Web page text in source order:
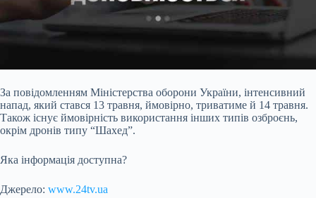
За повідомленням Міністерства оборони України, інтенсивний
напад, який стався 13 травня, ймовірно, триватиме й 14 травня.
Також існує ймовірність використання інших типів озброєнь,
окрім дронів типу “Шахед”.
Яка інформація доступна?
Джерело: www.24tv.ua